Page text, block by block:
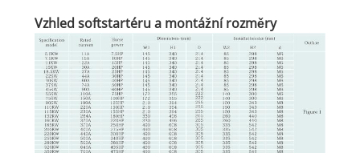
Vzhled softstartéru a montážní rozměry